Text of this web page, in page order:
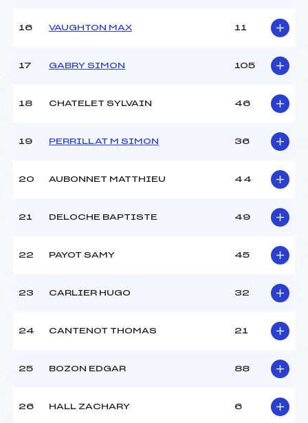
199.9100
Catégorie :
Ben
16 VAUGHTON MAX 11
17 GABRY SIMON 105
18 CHATELET SYLVAIN 46
19 PERRILLAT M SIMON 36
20 AUBONNET MATTHIEU 44
21 DELOCHE BAPTISTE 49
22 PAYOT SAMY 45
23 CARLIER HUGO 32
24 CANTENOT THOMAS 21
25 BOZON EDGAR 88
26 HALL ZACHARY 6